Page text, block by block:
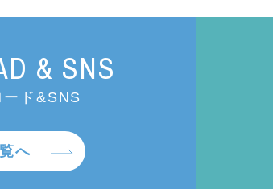
& SNS
ード&SNS
へ